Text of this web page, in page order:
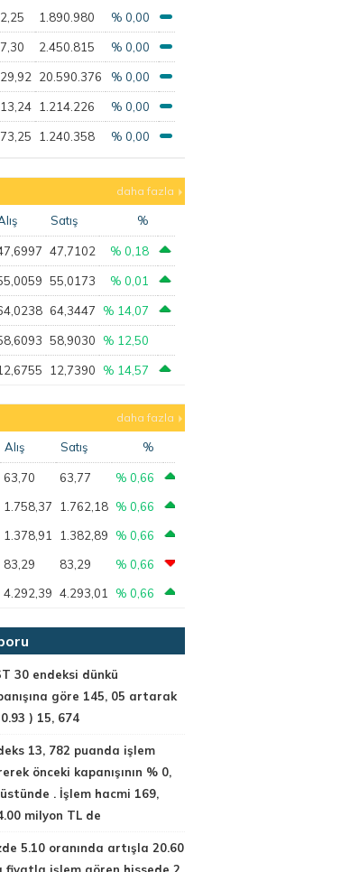
2,25 1.890.980 % 0,00
7,30 2.450.815 % 0,00
29,92 20.590.376 % 0,00
13,24 1.214.226 % 0,00
73,25 1.240.358 % 0,00
daha fazla
Satış %
47,7102 % 0,18
55,0173 % 0,01
64,3447 % 14,07
58,9030 % 12,50
12,7390 % 14,57
daha fazla
Alış Satış %
63,70 63,77
% 0,66
1.758,37 1.762,18 % 0,66
1.378,91 1.382,89
% 0,66
83,29 83,29
% 0,66
4.292,39 4.293,01 % 0,66
30 endeksi dünkü
göre 145, 05 artarak
) 15, 674
13, 782 puanda işlem
önceki kapanışının % 0,
. İşlem hacmi 169,
milyon TL de
5.10 oranında artışla 20.60
fiyatla işlem gören hissede 2,